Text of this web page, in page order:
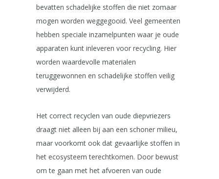
bevatten schadelijke stoffen die niet zomaar
mogen worden weggegooid. Veel gemeenten
hebben speciale inzamelpunten waar je oude
apparaten kunt inleveren voor recycling. Hier
worden waardevolle materialen
teruggewonnen en schadelijke stoffen veilig
verwijderd.
Het correct recyclen van oude diepvriezers
draagt niet alleen bij aan een schoner milieu,
maar voorkomt ook dat gevaarlijke stoffen in
het ecosysteem terechtkomen. Door bewust
om te gaan met het afvoeren van oude